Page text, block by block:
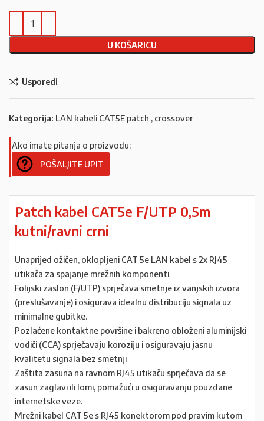
U KOŠARICU
Usporedi
Kategorija: LAN kabeli CAT5E patch , crossover
Ako imate pitanja o proizvodu:
POŠALJITE UPIT
Patch kabel CAT5e F/UTP 0,5m
kutni/ravni crni
Unaprijed ožičen, oklopljeni CAT 5e LAN kabel s 2x RJ45
utikača za spajanje mrežnih komponenti
Folijski zaslon (F/UTP) sprječava smetnje iz vanjskih izvora
(preslušavanje) i osigurava idealnu distribuciju signala uz
minimalne gubitke.
Pozlaćene kontaktne površine i bakreno obloženi aluminijski
vodiči (CCA) sprječavaju koroziju i osiguravaju jasnu
kvalitetu signala bez smetnji
Zaštita zasuna na ravnom RJ45 utikaču sprječava da se
zasun zaglavi ili lomi, pomažući u osiguravanju pouzdane
internetske veze.
Mrežni kabel CAT 5e s RJ45 konektorom pod pravim kutom